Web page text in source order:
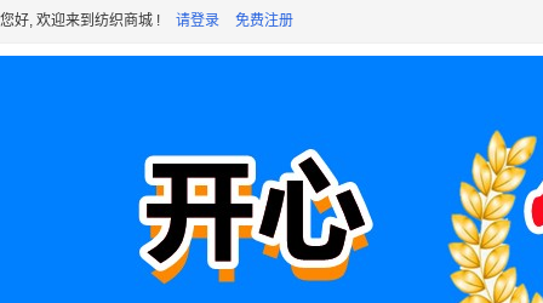
您好, 欢迎来到纺织商城 ! 请登录 免费注册